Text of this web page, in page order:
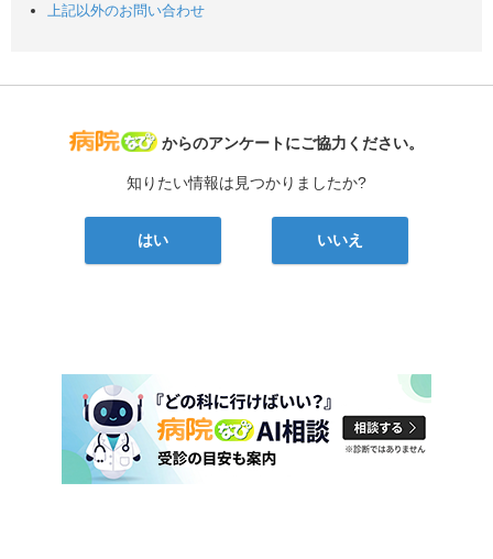
上記以外のお問い合わせ
病院なび
からのアンケートにご協力ください。
知りたい情報は見つかりましたか?
はい いいえ